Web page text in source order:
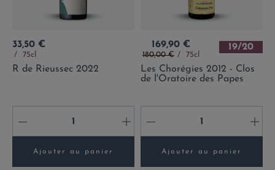
Prix
33,50 €
75cl
R de Rieussec 2022
- +
Ajouter au panier
Prix
169,90 €
Prix de base
180,00 € 75cl
19/20
Les Chorégies 2012 - Clos
de l'Oratoire des Papes
- +
Ajouter au panier